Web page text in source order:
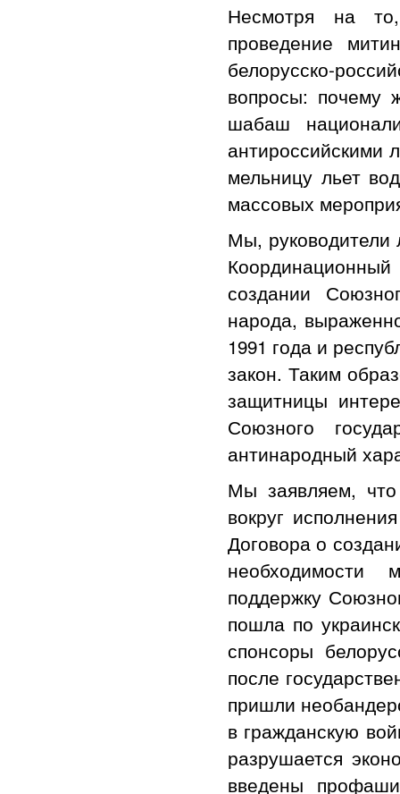
Несмотря на
проведение
белорусско-
вопросы: почему
шабаш
антироссийскими
мельницу льет
массовых
Мы, руководители
создании
народа,
1991 года и
закон. Таким
защитницы
Союзного
антинародный
Мы заявляем,
вокруг
Договора о
необходимости
поддержку
пошла по
спонсоры
после
пришли
в гражданскую
разрушается
введены